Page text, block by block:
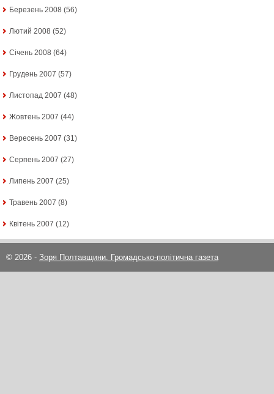
Березень 2008 (56)
Лютий 2008 (52)
Січень 2008 (64)
Грудень 2007 (57)
Листопад 2007 (48)
Жовтень 2007 (44)
Вересень 2007 (31)
Серпень 2007 (27)
Липень 2007 (25)
Травень 2007 (8)
Квітень 2007 (12)
© 2026 - Зоря Полтавщини. Громадсько-політична газета